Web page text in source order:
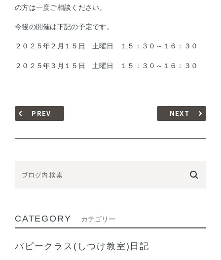
の方は一度ご相談ください。
今後の開催は下記の予定です。
２０２５年２月１５日 土曜日 １５：３０～１６：３０
２０２５年３月１５日 土曜日 １５：３０～１６：３０
PREV NEXT
CATEGORY カテゴリー
パピークラス(しつけ教室)日記